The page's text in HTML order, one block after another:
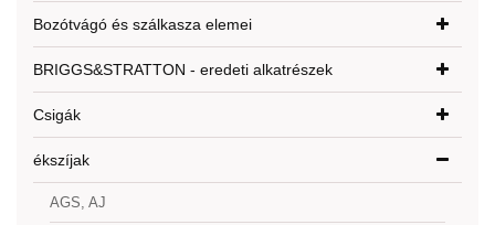
Bozótvágó és szálkasza elemei
BRIGGS&STRATTON - eredeti alkatrészek
Csigák
ékszíjak
AGS, AJ